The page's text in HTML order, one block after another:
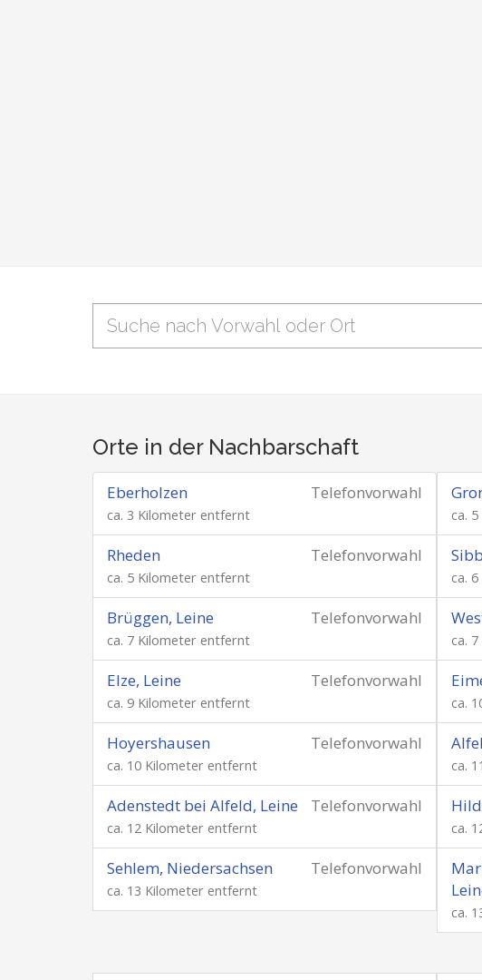
Orte in der Nachbarschaft
Telefonvorwahl
Eberholzen
ca. 3 Kilometer entfernt ca.
Telefonvorwahl
Rheden
ca. 5 Kilometer entfernt ca.
Telefonvorwahl
Brüggen, Leine
ca. 7 Kilometer entfernt ca.
Telefonvorwahl
Elze, Leine
ca. 9 Kilometer entfernt ca.
Telefonvorwahl
Hoyershausen
ca. 10 Kilometer entfernt ca.
Telefonvorwahl
Adenstedt bei Alfeld, Leine
ca. 12 Kilometer entfernt ca.
Telefonvorwahl
Sehlem, Niedersachsen
ca. 13 Kilometer entfernt
ca.